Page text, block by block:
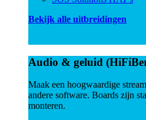
Bekijk alle uitbreidingen
Audio & geluid
Maak een hoogwaardige
andere software. Boards zijn
monteren.